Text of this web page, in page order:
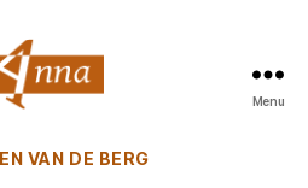
van
Menu
Categorieën
VAN DE BERG